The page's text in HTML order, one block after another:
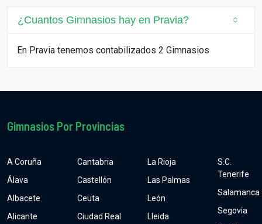
¿Cuantos Gimnasios hay en Pravia?
En Pravia tenemos contabilizados 2 Gimnasios
Gimnasios Por Provincias
A Coruña
Álava
Albacete
Alicante
Cantabria
Castellón
Ceuta
Ciudad Real
La Rioja
Las Palmas
León
Lleida
S.C.
Tenerife
Salamanca
Segovia